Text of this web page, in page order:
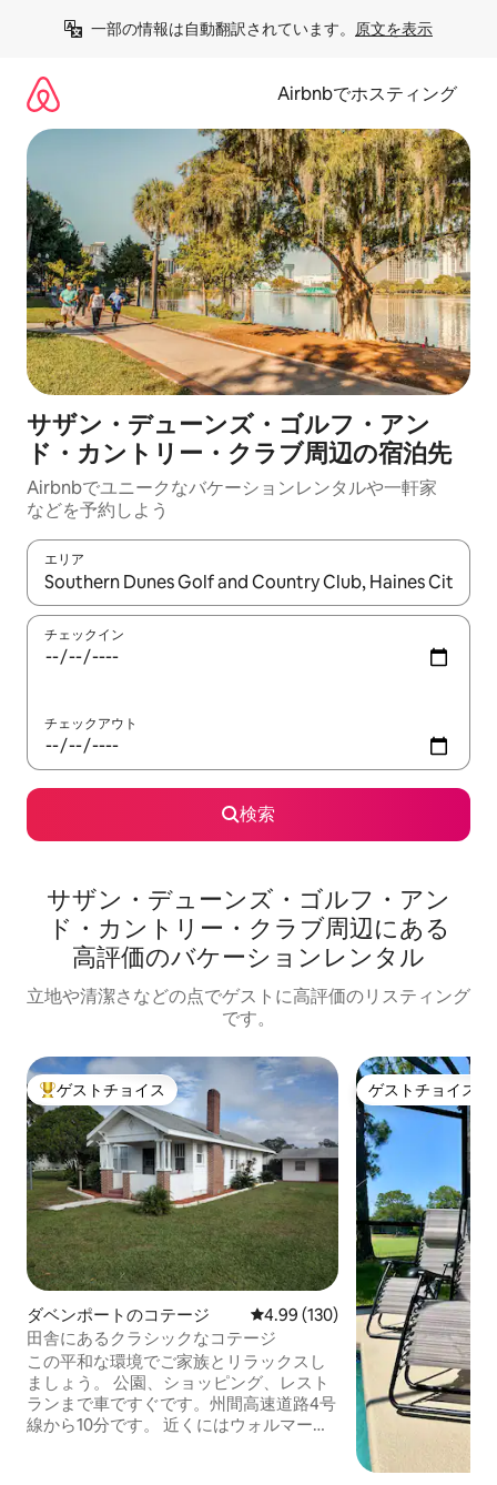
一部の情報は自動翻訳されています。 原文を表示
Airbnbでホスティング
サザン・デューンズ・ゴルフ・アン
ド・カントリー・クラブ⁠周⁠辺⁠の宿⁠泊⁠先
Airbnbでユニークなバ⁠ケ⁠ー⁠シ⁠ョ⁠ンレ⁠ン⁠タ⁠ルや一⁠軒⁠家
な⁠ど⁠を予⁠約⁠し⁠よ⁠う
エリア
検索結果が表示されたら、上下の矢印キーを使って移動するか
チェックイン
チェックアウト
検索
サザン・デューンズ・ゴルフ・アン
ド・カントリー・クラブ⁠周⁠辺⁠に⁠あ⁠る
高⁠評⁠価⁠のバ⁠ケ⁠ー⁠シ⁠ョ⁠ン⁠レ⁠ン⁠タ⁠ル
立地や清潔さなどの点でゲストに高評価のリスティング
です。
大好評のゲストチョイスです。
ゲストチョイス
ダベンポートのコテージ レビュー130件、5つ星中4.99つ
4.99 (130)
田舎にあるクラシックなコテージ
この平和な環境でご家族とリラックスし
ましょう。 公園、ショッピング、レスト
ランまで車ですぐです。州間高速道路4号
線から10分です。 近くにはウォルマート
ゲストチョイス
ゲストチョイス